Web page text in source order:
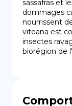
sassafras et
dommages
nourrissent
viteana est
insectes
biorégion de